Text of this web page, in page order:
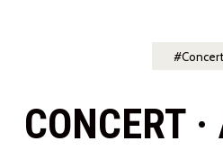
CONCERT